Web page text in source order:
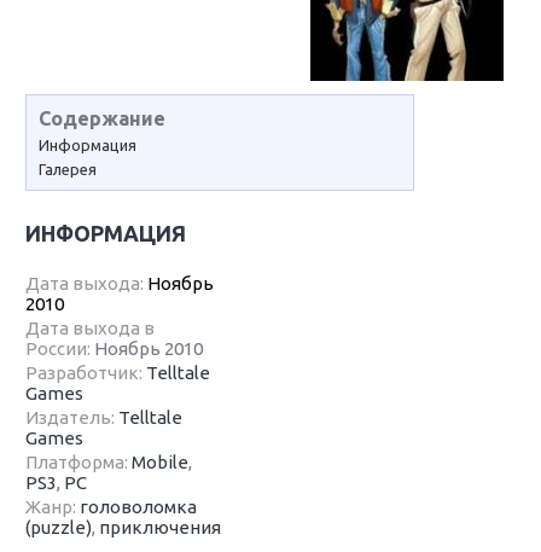
Содержание
Информация
Галерея
ИНФОРМАЦИЯ
Дата выхода: Ноябрь
2010
Дата выхода в
России: Ноябрь 2010
Разработчик: Telltale
Games
Издатель: Telltale
Games
Платформа:Mobile,
PS3, PC
Жанр: головоломка
(puzzle), приключения